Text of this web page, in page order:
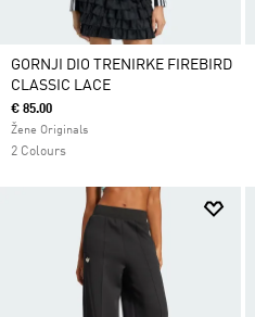
GORNJI DIO TRENIRKE FIREBIRD
CLASSIC LACE
€ 85.00
Žene Originals
2 Colours